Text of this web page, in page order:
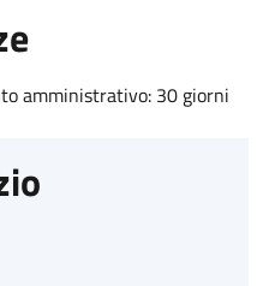
amministrativo: 30 giorni